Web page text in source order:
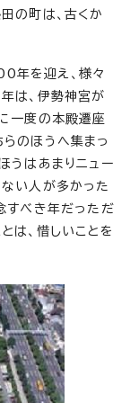
の町は、古くか
年を迎え、様々
は、伊勢神宮が
一度の本殿遷座
のほうへ集まっ
うはあまりニュー
い人が多かった
すべき年だっただ
は、惜しいことを